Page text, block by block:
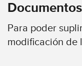
Para poder
modificación de